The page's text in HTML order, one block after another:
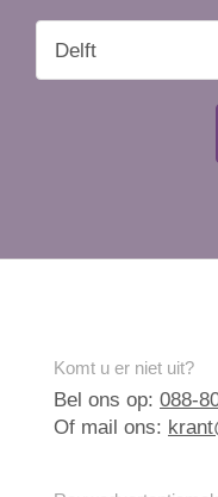
Komt u er niet uit?
Bel ons op: 088-
Of mail ons: